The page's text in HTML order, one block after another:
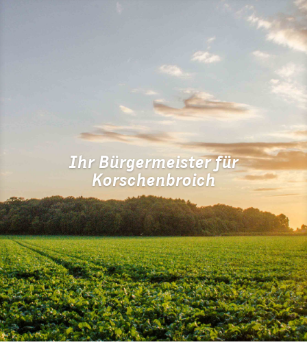
Ihr Bürgermeister für
Korschenbroich